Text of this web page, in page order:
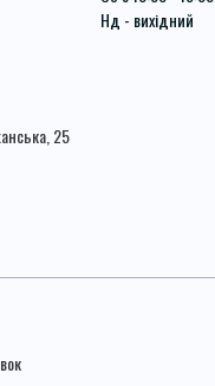
Нд - вихідний
25